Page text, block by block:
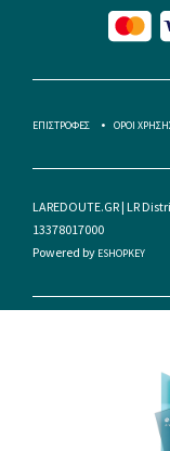
ΕΠΙΣΤΡΟΦΕΣ ΟΡΟΙ
LAREDOUTE.GR | LR
13378017000
Powered by ESHOPKEY